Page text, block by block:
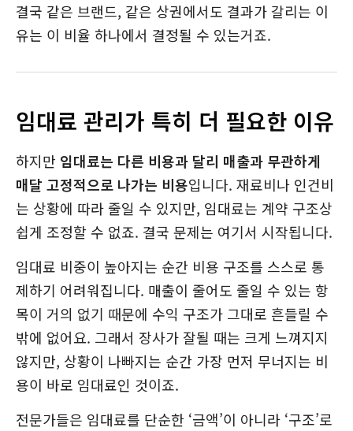
결국 같은 브랜드, 같은 상권에서도 결과가 갈리는 이
유는 이 비율 하나에서 결정될 수 있는거죠.
임대료 관리가 특히 더 필요한 이유
하지만 임대료는 다른 비용과 달리 매출과 무관하게
매달 고정적으로 나가는 비용입니다. 재료비나 인건비
는 상황에 따라 줄일 수 있지만, 임대료는 계약 구조상
쉽게 조정할 수 없죠. 결국 문제는 여기서 시작됩니다.
임대료 비중이 높아지는 순간 비용 구조를 스스로 통
제하기 어려워집니다. 매출이 줄어도 줄일 수 있는 항
목이 거의 없기 때문에 수익 구조가 그대로 흔들릴 수
밖에 없어요. 그래서 장사가 잘될 때는 크게 느껴지지
않지만, 상황이 나빠지는 순간 가장 먼저 무너지는 비
용이 바로 임대료인 것이죠.
전문가들은 임대료를 단순한 ‘금액’이 아니라 ‘구조’로